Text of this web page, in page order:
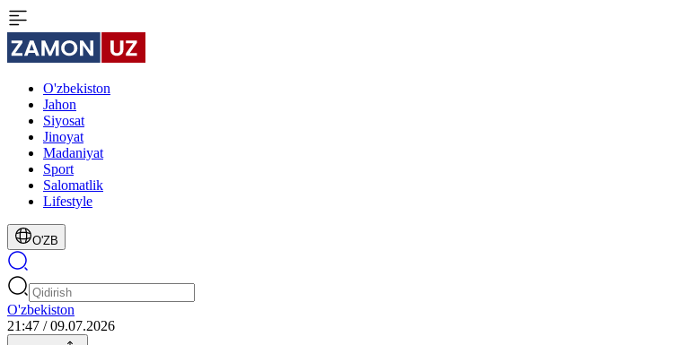
O'zbekiston
Jahon
Siyosat
Jinoyat
Madaniyat
Sport
Salomatlik
Lifestyle
O'ZB
O'zbekiston
21:47 / 09.07.2026